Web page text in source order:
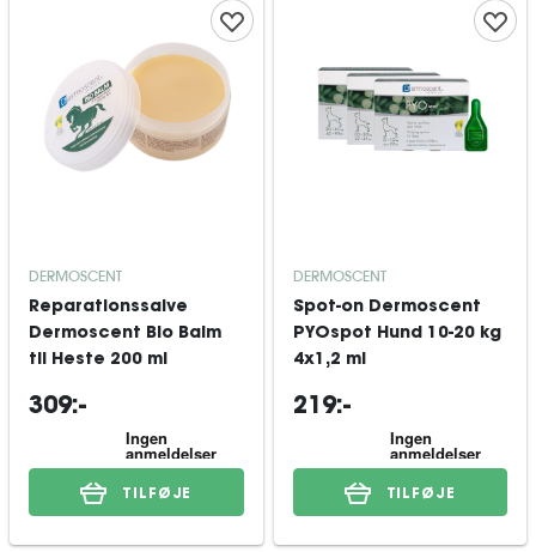
DERMOSCENT
Reparationssalve
Dermoscent Bio Balm
til Heste 200 ml
309:-
TILFØJE
DERMOSCENT
Spot-on Dermoscent
PYOspot Hund 10-20 kg
4x1,2 ml
219:-
TILFØJE